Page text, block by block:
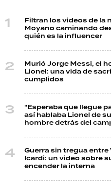
Filtran los videos de la
Moyano caminando
quién es la influencer
Murió Jorge Messi, el
Lionel: una vida de
cumplidos
"Esperaba que llegue
así hablaba Lionel de
hombre detrás del
Guerra sin tregua entre
Icardi: un video sobre
encender la interna